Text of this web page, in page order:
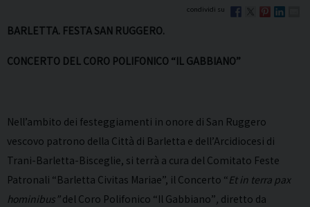
BARLETTA. FESTA SAN RUGGERO.
CONCERTO DEL CORO POLIFONICO “IL GABBIANO”
Nell’ambito dei festeggiamenti in onore di San Ruggero
vescovo patrono della Città di Barletta e dell’Arcidiocesi di
Trani-Barletta-Bisceglie, si terrà a cura del Comitato Feste
Patronali “Barletta Civitas Mariae”, il Concerto “Et in terra pax
hominibus”del Coro Polifonico “Il Gabbiano”, diretto da